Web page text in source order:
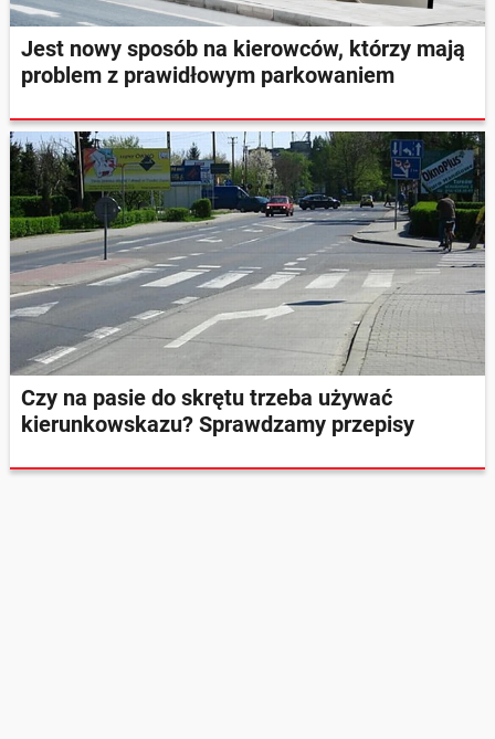
Jest nowy sposób na kierowców, którzy mają
problem z prawidłowym parkowaniem
Czy na pasie do skrętu trzeba używać
kierunkowskazu? Sprawdzamy przepisy